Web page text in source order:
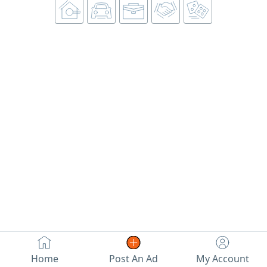
بمطاعم مؤمن. أتقن التسوية والتحضير والتجهيز والنظافة
Home Post An Ad My Account